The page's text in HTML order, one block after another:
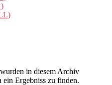
in diesem Archiv
ein Ergebniss zu finden.